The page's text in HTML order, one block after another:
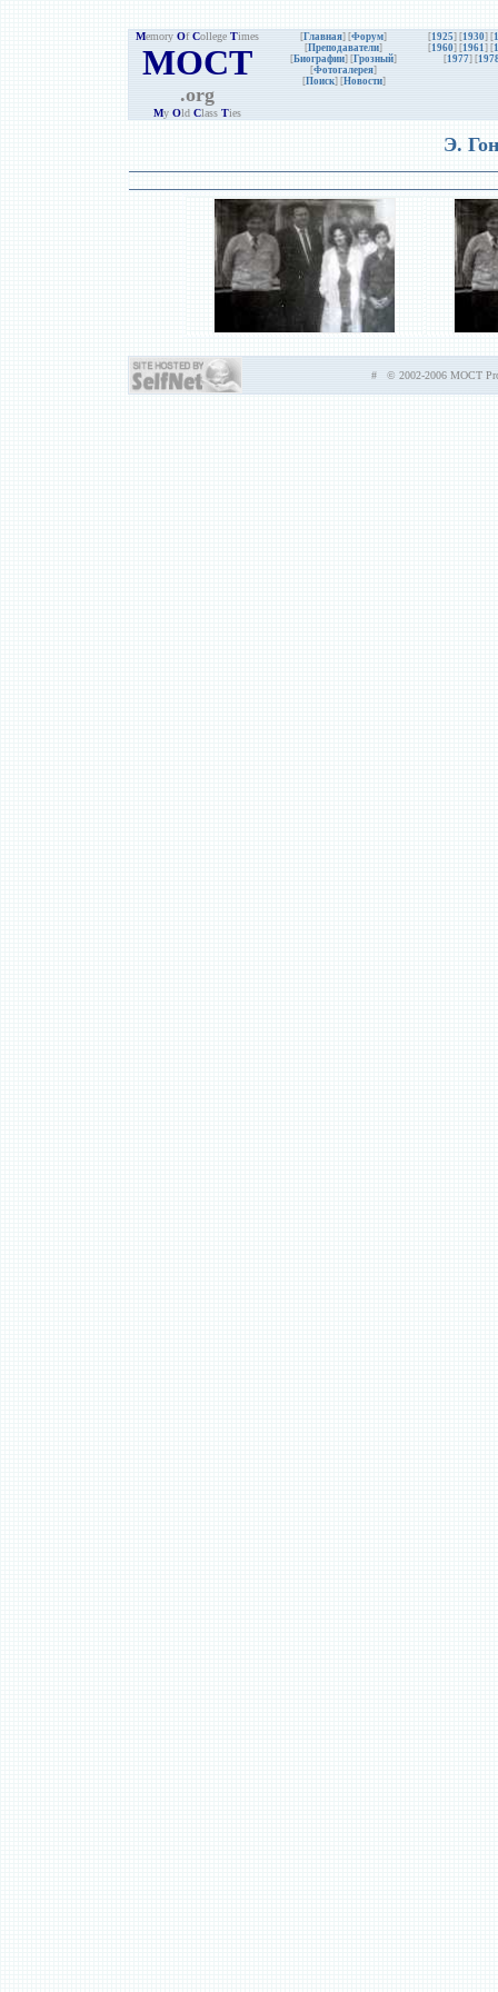
Memory Of College Times
MOCT
.org
My Old Class Ties
[Главная] [Форум]
[Преподаватели]
[Биографии] [Грозный]
[Фотогалерея]
[Поиск] [Новости]
[1925] [1930] [
[1960] [1961] [
[1977] [
Э.
# © 2002-2006 MOCT